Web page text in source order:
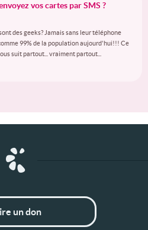
vos cartes par SMS ?
des geeks? Jamais sans leur téléphone
99% de la population aujourd'hui!!! Ce
suit partout... vraiment partout...
un don